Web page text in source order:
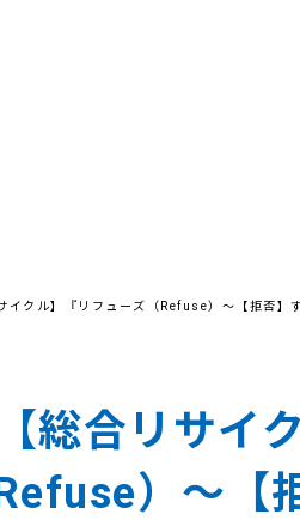
イクル】『リフューズ（Refuse）～【拒否】
総合リサイク
）～【